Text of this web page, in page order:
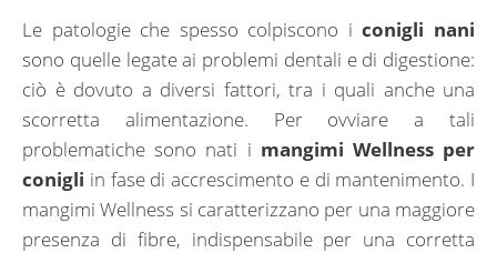
Le patologie che spesso colpiscono iconigli nani
sono quelle legate ai problemi dentali e di digestione:
ciò è dovuto a diversi fattori, tra i quali anche una
scorretta alimentazione. Per ovviare a tali
problematiche sono nati i mangimi Wellness per
conigli in fase di accrescimento e di mantenimento. I
mangimi Wellness si caratterizzano per una maggiore
presenza di fibre, indispensabile per una corretta